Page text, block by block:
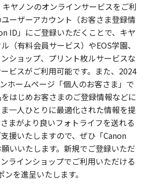
キヤノンのオンラインサービスをご利
ーザーアカウント（お客さま登録情
ID」にご登録いただくことで、キヤ
（有料会員サービス）やEOS学園、
ショップ、プリント枚ルサービスな
ビスがご利用可能です。また、2024
ホームページ「個人のお客さま」で
はじめお客さまのご登録情報などに
一人ひとりに最適化された情報を提
まがより良いフォトライフを送れる
援いたしますので、ぜひ「Canon
いいたします。新規でご登録いただ
ラインショップでご利用いただける
を進呈いたします。